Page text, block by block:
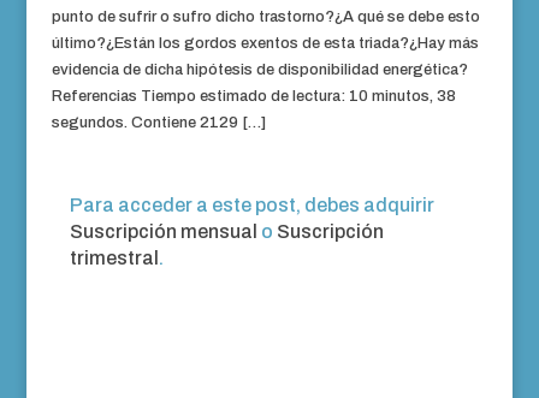
punto de sufrir o sufro dicho trastorno?¿A qué se debe esto
último?¿Están los gordos exentos de esta triada?¿Hay más
evidencia de dicha hipótesis de disponibilidad energética?
Referencias Tiempo estimado de lectura: 10 minutos, 38
segundos. Contiene 2129 […]
Para acceder a este post, debes adquirir
Suscripción mensual o Suscripción
trimestral .